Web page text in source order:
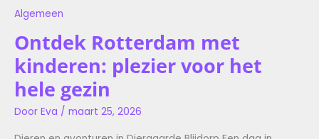
Algemeen
Ontdek Rotterdam met
kinderen: plezier voor het
hele gezin
Door Eva / maart 25, 2026